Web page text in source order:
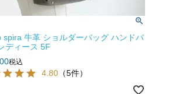
spira 牛革 ショルダーバッグ ハンドバ
ディース 5F
税込
4.80 （5件）